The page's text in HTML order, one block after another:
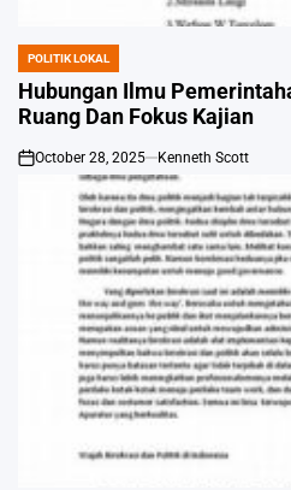
POSTED
IN
POLITIK LOKAL
Hubungan Ilmu
Ruang Dan Fokus Kajian
on
October 28, 2025 Kenneth Scott